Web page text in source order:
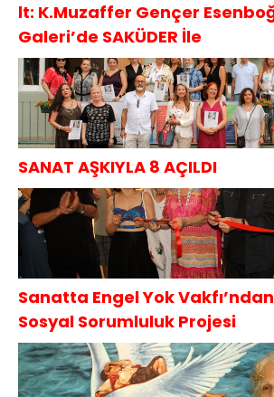
lt: K.Muzaffer Gençer
Galeri’de SAKÜDER İle
SANAT AŞKIYLA 8 AÇILDI
Sanatta Engel Yok
Sosyal Sorumluluk Projesi